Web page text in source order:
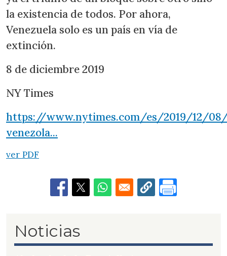
la existencia de todos. Por ahora,
Venezuela solo es un país en vía de
extinción.
8 de diciembre 2019
NY Times
https://www.nytimes.com/es/2019/12/
venezola...
ver PDF
Noticias